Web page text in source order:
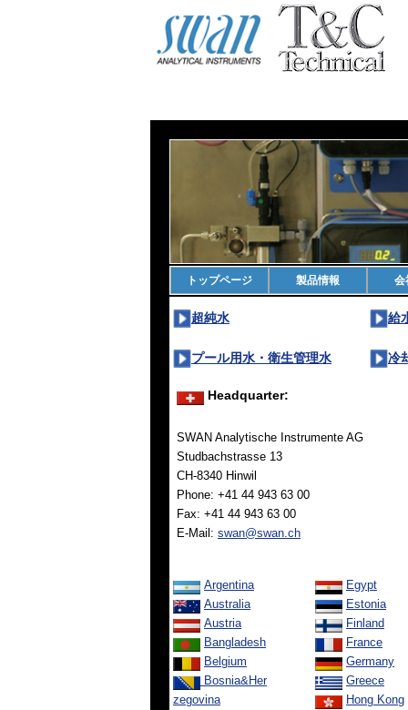
トップページ 製品情報 会
超純水 給
プール用水・衛生管理水 冷
Headquarter:
SWAN Analytische Instrumente AG
Studbachstrasse 13
CH-8340 Hinwil
Phone: +41 44 943 63 00
Fax: +41 44 943 63 00
E-Mail: swan@swan.ch
Argentina
Australia
Austria
Bangladesh
Belgium
Bosnia&Her
zegovina
Egypt
Estonia
Finland
France
Germany
Greece
Hong Kong